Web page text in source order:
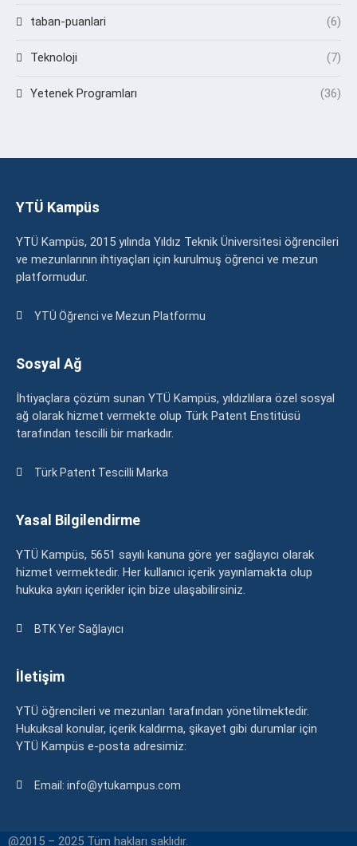
taban-puanlari (6)
Teknoloji (7)
Yetenek Programları (36)
YTÜ Kampüs
YTÜ Kampüs, 2015 yılında Yıldız Teknik Üniversitesi öğrencileri
ve mezunlarının ihtiyaçları için kurulmuş öğrenci ve mezun
platformudur.
YTÜ Öğrenci ve Mezun Platformu
Sosyal Ağ
İhtiyaçlara çözüm sunan YTÜ Kampüs, yıldızlılara özel sosyal
ağ olarak hizmet vermekte olup Türk Patent Enstitüsü
tarafından tescilli bir markadır.
Türk Patent Tescilli Marka
Yasal Bilgilendirme
YTÜ Kampüs, 5651 sayılı kanuna göre yer sağlayıcı olarak
hizmet vermektedir. Her kullanıcı içerik yayınlamakta olup
hukuka aykırı içerikler için bize ulaşabilirsiniz.
BTK Yer Sağlayıcı
İletişim
YTÜ öğrencileri ve mezunları tarafından yönetilmektedir.
Hukuksal konular, içerik kaldırma, şikayet gibi durumlar için
YTÜ Kampüs e-posta adresimiz:
Email: info@ytukampus.com
@2015 – 2025 Tüm hakları saklıdır.